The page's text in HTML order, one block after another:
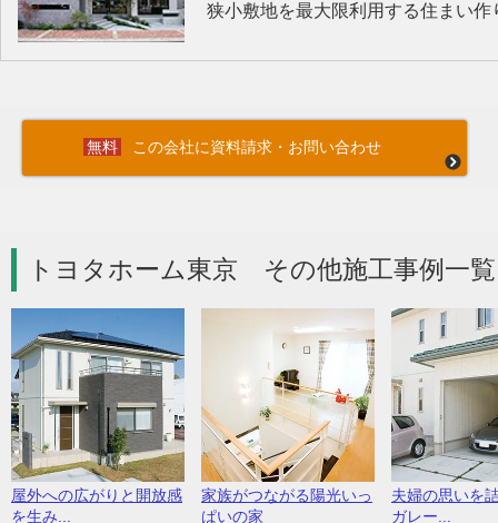
狭小敷地を最大限利用する住まい作
この会社に資料請求・お問い合わせ
トヨタホーム東京 その他施工事例一
屋外への広がりと開放感
を生み...
家族がつながる陽光いっ
ぱいの家
夫婦の思いを
ガレー...